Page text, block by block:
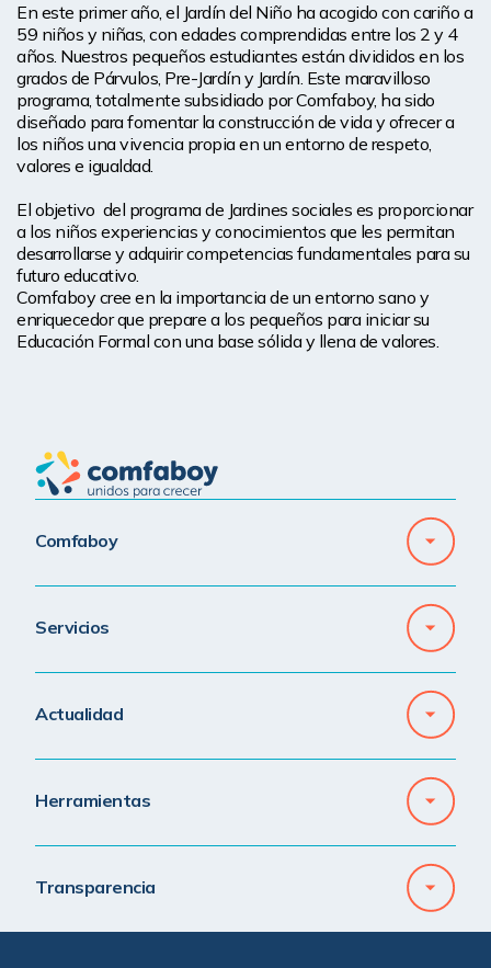
En este primer año, el Jardín del Niño ha acogido con cariño a
59 niños y niñas, con edades comprendidas entre los 2 y 4
años. Nuestros pequeños estudiantes están divididos en los
grados de Párvulos, Pre-Jardín y Jardín. Este maravilloso
programa, totalmente subsidiado por Comfaboy, ha sido
diseñado para fomentar la construcción de vida y ofrecer a
los niños una vivencia propia en un entorno de respeto,
valores e igualdad.
El objetivo  del programa de Jardines sociales es proporcionar
a los niños experiencias y conocimientos que les permitan
desarrollarse y adquirir competencias fundamentales para su
futuro educativo.
Comfaboy cree en la importancia de un entorno sano y
enriquecedor que prepare a los pequeños para iniciar su
Educación Formal con una base sólida y llena de valores.
Comfaboy
Servicios
Actualidad
Herramientas
Transparencia